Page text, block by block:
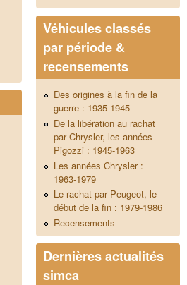
Véhicules classés
par période &
recensements
Des origines à la fin de la
guerre : 1935-1945
De la libération au rachat
par Chrysler, les années
Pigozzi : 1945-1963
Les années Chrysler :
1963-1979
Le rachat par Peugeot, le
début de la fin : 1979-1986
Recensements
Dernières actualités
simca